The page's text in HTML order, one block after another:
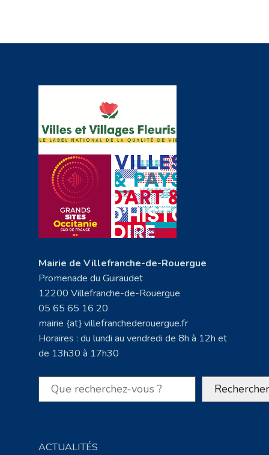
Mairie de Villefranche-de-Rouergue
Promenade du Guiraudet
12200 Villefranche-de-Rouergue
05 65 65 16 20
mairie {at} villefranchederouergue.fr
Horaires : du lundi au vendredi de 8h à 12h et
de 13h30 à 17h30
Rechercher Rechercher
ACTUALITÉS